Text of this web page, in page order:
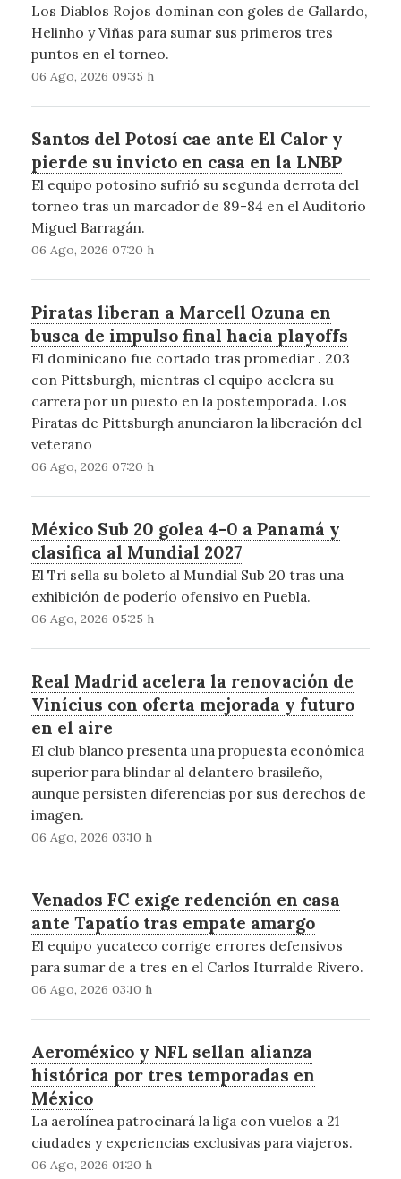
Los Diablos Rojos dominan con goles de Gallardo,
Helinho y Viñas para sumar sus primeros tres
puntos en el torneo.
06 Ago, 2026 09:35 h
Santos del Potosí cae ante El Calor y
pierde su invicto en casa en la LNBP
El equipo potosino sufrió su segunda derrota del
torneo tras un marcador de 89-84 en el Auditorio
Miguel Barragán.
06 Ago, 2026 07:20 h
Piratas liberan a Marcell Ozuna en
busca de impulso final hacia playoffs
El dominicano fue cortado tras promediar . 203
con Pittsburgh, mientras el equipo acelera su
carrera por un puesto en la postemporada. Los
Piratas de Pittsburgh anunciaron la liberación del
veterano
06 Ago, 2026 07:20 h
México Sub 20 golea 4-0 a Panamá y
clasifica al Mundial 2027
El Tri sella su boleto al Mundial Sub 20 tras una
exhibición de poderío ofensivo en Puebla.
06 Ago, 2026 05:25 h
Real Madrid acelera la renovación de
Vinícius con oferta mejorada y futuro
en el aire
El club blanco presenta una propuesta económica
superior para blindar al delantero brasileño,
aunque persisten diferencias por sus derechos de
imagen.
06 Ago, 2026 03:10 h
Venados FC exige redención en casa
ante Tapatío tras empate amargo
El equipo yucateco corrige errores defensivos
para sumar de a tres en el Carlos Iturralde Rivero.
06 Ago, 2026 03:10 h
Aeroméxico y NFL sellan alianza
histórica por tres temporadas en
México
La aerolínea patrocinará la liga con vuelos a 21
ciudades y experiencias exclusivas para viajeros.
06 Ago, 2026 01:20 h